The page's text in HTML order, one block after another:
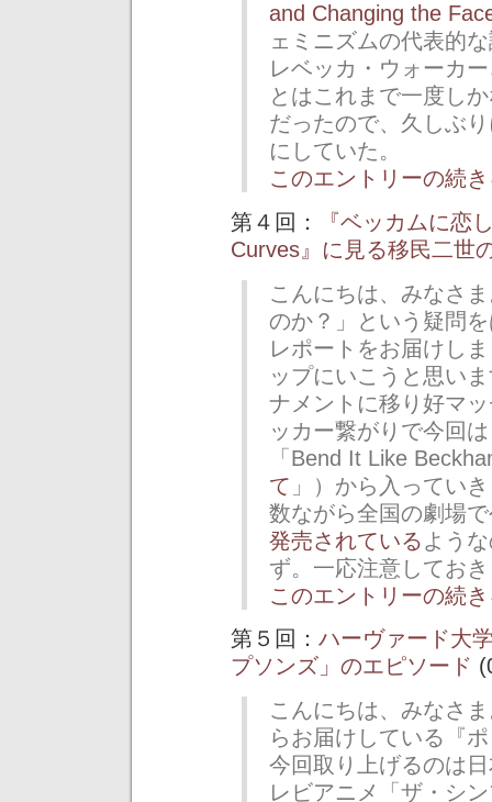
and Changing the
ェミニズムの代表的
レベッカ・ウォーカ
とはこれまで一度し
だったので、久しぶ
にしていた。
このエントリーの続
第４回：
『ベッカムに恋
Curves』に見る移民二世
こんにちは、みなさ
のか？」という疑問
レポートをお届けし
ップにいこうと思い
ナメントに移り好マ
ッカー繋がりで今回
「Bend It Like
て 」）から入ってい
数ながら全国の劇場
発売されている よう
ず。一応注意してお
このエントリーの続
第５回： ハーヴァード大
プソンズ」のエピソード
こんにちは、みなさ
らお届けしている『
今回取り上げるのは
レビアニメ「ザ・シ